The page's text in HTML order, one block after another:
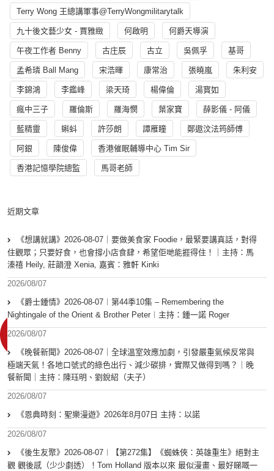
Terry Wong 王總講軍事@TerryWongmilitarytalk
九十後文藝少女 - 賈雅緻 何啟明 何爵天導演
午夜工作者 Benny 古庄辰 古立 吳佩孚 基哥
孟希璘 Ball Mang 宋浩暉 康常治 張曉嵐 朱利安
李錦鴻 李鑑峰 梁天琦 楊偉倫 湯寳如
瘋中三子 羅倫斯 羅海憫 葉家寶 薛影儀 - 阿儀
藍精靈 蝌蚪 許莎朗 譚雁瞳 鄭遨汶法筠師傅
阿銀 陳俊偉 香港催眠輔導中心 Tim Sir
香港記憶學院總監 馬哥老師
近期文章
《想講就講》2026-08-07｜要做美食家 Foodie，最緊要講真話，對得
住觀眾；只要好食，也會撐小店食肆，希望佢哋能捱得住！｜主持：馬
溱禧 Heily, 莊韻澄 Xenia, 嘉賓：雅軒 Kinki
2026/08/07
《爵士鍾情》2026-08-07︱第44季10集 – Remembering the
Nightingale of the Orient & Brother Peter︱主持：鍾一諾 Roger
2026/08/07
《晚餐新聞》2026-08-07｜全球溫室效應加劇，引發嚴重氣候反常與
極端天氣！各地口號式的綠色出行、減少碳排，實際又做得到嗎？｜晚
餐新聞｜主持：陳珏明、劉銳紹（夫子）
2026/08/07
《恩典時刻：聖樂漫遊》2026年8月07日 主持：以諾
2026/08/07
《後生友聚》2026-08-07︱【第272集】《蜘蛛俠：英雄重生》絕對主
觀 觀後感（少少劇透）！Tom Holland 版本以來 最似漫畫、最好睇嘅一